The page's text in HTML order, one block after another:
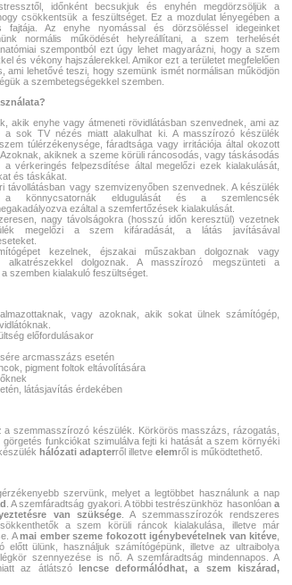
időnként becsukjuk és enyhén megdörzsöljük a
csökkentsük a feszültséget. Ez a mozdulat lényegében a
fajtája. Az enyhe nyomással és dörzsöléssel idegeinket
normális működését helyreállítani, a szem terhelését
szempontból ezt úgy lehet magyarázni, hogy a szem
és vékony hajszálerekkel. Amikor ezt a területet megfelelően
ami lehetővé teszi, hogy szemünk ismét normálisan működjön
a szembetegségekkel szemben.
akik enyhe vagy átmeneti rövidlátásban szenvednek, ami az
a sok TV nézés miatt alakulhat ki. A masszírozó készülék
túlérzékenysége, fáradtsága vagy irritációja által okozott
akiknek a szeme körüli ráncosodás, vagy táskásodás
vérkeringés felpezsdítése által megelőzi ezek kialakulását,
és táskákat.
távollátásban vagy szemvizenyőben szenvednek. A készülék
a könnycsatornák eldugulását és a szemlencsék
ezáltal a szemfertőzések kialakulását.
nagy távolságokra (hosszú időn keresztül) vezetnek
megelőzi a szem kifáradását, a látás javításával
kezelnek, éjszakai műszakban dolgoznak vagy
alkatrészekkel dolgoznak. A masszírozó megszünteti a
szemben kialakuló feszültséget.
vagy azoknak, akik sokat ülnek számítógép,
előfordulásakor
arcmasszázs esetén
pigment foltok eltávolítására
látásjavítás érdekében
a szemmasszírozó készülék. Körkörös masszázs, rázogatás,
görgetés funkciókat szimulálva fejti ki hatását a szem környéki
hálózati adapterről illetve elemről is működtethető.
szervünk, melyet a legtöbbet használunk a nap
. A szemfáradtság gyakori. A többi testrészünkhöz hasonlóana
van szüksége. A szemmasszírozók rendszeres
a szem körüli ráncok kialakulása, illetve már
Amai ember szeme fokozott igénybevételnek van kitéve
előtt ülünk, használjuk számítógépünk, illetve az ultraibolya
szennyezése is nő. A szemfáradtság mindennapos. A
az átlátszó lencse deformálódhat, a szem kiszárad,